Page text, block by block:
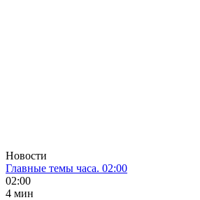
Новости
Главные темы часа. 02:00
02:00
4 мин